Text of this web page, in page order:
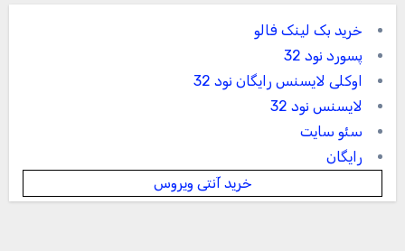
خرید بک لینک فالو
پسورد نود 32
اوکلی لایسنس رایگان نود 32
لایسنس نود 32
سئو سایت
رایگان
خرید آنتی ویروس